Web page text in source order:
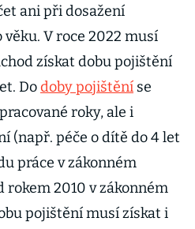
ani při dosažení
V roce 2022 musí
získat dobu pojištění
Dodoby pojištění se
roky, ale i
(např. péče o dítě do 4 let
práce v zákonném
2010 v zákonném
pojištění musí získat i